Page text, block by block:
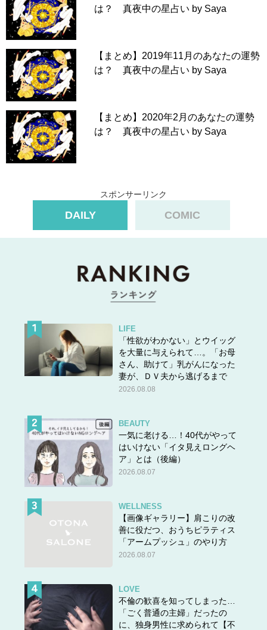
は？ 真夜中の星占い by Saya
【まとめ】2019年11月のあなたの運勢
は？ 真夜中の星占い by Saya
【まとめ】2020年2月のあなたの運勢
は？ 真夜中の星占い by Saya
スポンサーリンク
DAILY COMIC
LIFE
「性欲がわかない」とウイッグ
を大量に与えられて…。「お母
さん、助けて」乳がんになった
妻が、ＤＶ夫から逃げるまで
2026.08.08
BEAUTY
一気に老ける…！40代がやって
はいけない「イタ見えロングヘ
ア」とは（後編）
2026.08.07
WELLNESS
【画像ギャラリー】肩こりの改
善に役だつ、おうちピラティス
「アームプッシュ」のやり方
2026.08.07
LOVE
不倫の歓喜を知ってしまった…
「ごく普通の主婦」だったの
に、独身男性に求められて【不